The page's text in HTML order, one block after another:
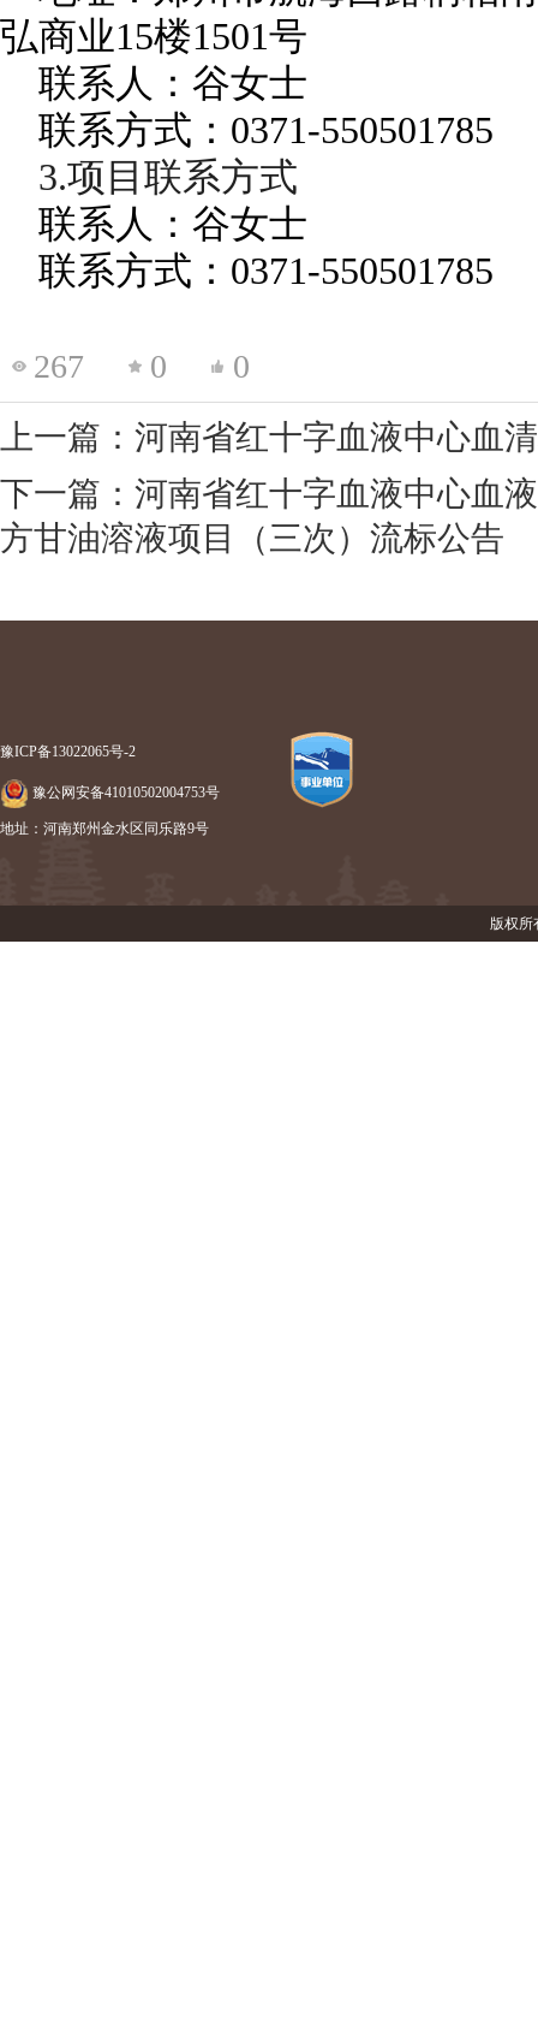
弘商业15楼1501号
联系人： 谷女士
联系方式 ： 0371-550501785
3.项目联系方式
联系人： 谷女士
联系方式 ： 0371-550501785
267 0
0
上一篇：河南省红十字血液中心血
下一篇：河南省红十字血液中心血
方甘油溶液项目（三次）流标公告
豫ICP备13022065号-2
豫公网安备41010502004753号
地址：河南郑州金水区同乐路9号
版权所